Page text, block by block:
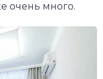
очень много.